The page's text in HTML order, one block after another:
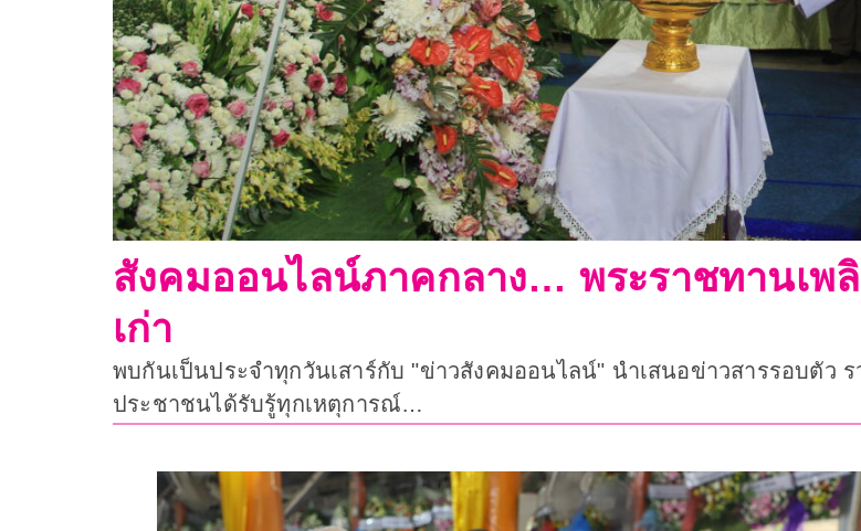
สังคมออนไลน์ภาคกลาง… พระราชทานเพลิ
เก่า
พบกันเป็นประจำทุกวันเสาร์กับ "ข่าวสังคมออนไลน์" นำเสนอข่าวสารรอบตัว
ประชาชนได้รับรู้ทุกเหตุการณ์…